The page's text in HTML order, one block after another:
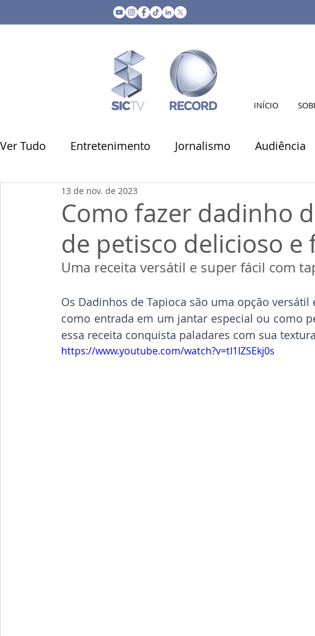
INÍCIO
Ver Tudo Entretenimento Jornalismo Audiência
SIC nos Bairros Eventos
Marketing & Comercial Economia
Como fazer dadinho
de petisco delicioso e
13 de nov. de 2023
Uma receita versátil e super fácil com
Os Dadinhos de Tapioca são uma opção
como entrada em um jantar especial ou como
essa receita conquista paladares com sua
https://www.youtube.com/watch?v=tI1IZSEkj0s